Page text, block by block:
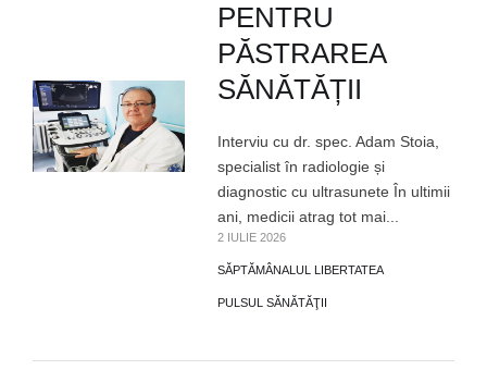
PENTRU
PĂSTRAREA
SĂNĂTĂȚII
Interviu cu dr. spec. Adam Stoia,
specialist în radiologie și
diagnostic cu ultrasunete În ultimii
ani, medicii atrag tot mai...
2 IULIE 2026
SĂPTĂMÂNALUL LIBERTATEA
PULSUL SĂNĂTĂŢII